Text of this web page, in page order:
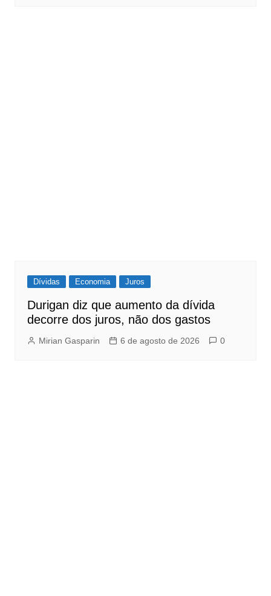
Dívidas Economia Juros
Durigan diz que aumento da dívida
decorre dos juros, não dos gastos
Mirian Gasparin 6 de agosto de 2026 0